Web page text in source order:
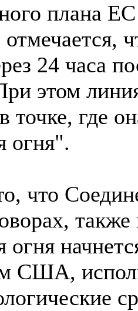
плана ЕС
24 часа
этом
точке, где
огня".
что
огня
США,